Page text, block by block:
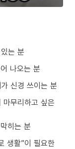
는 분
나오는 분
신경 쓰이는 분
무리하고 싶은
히는 분
생활”이 필요한